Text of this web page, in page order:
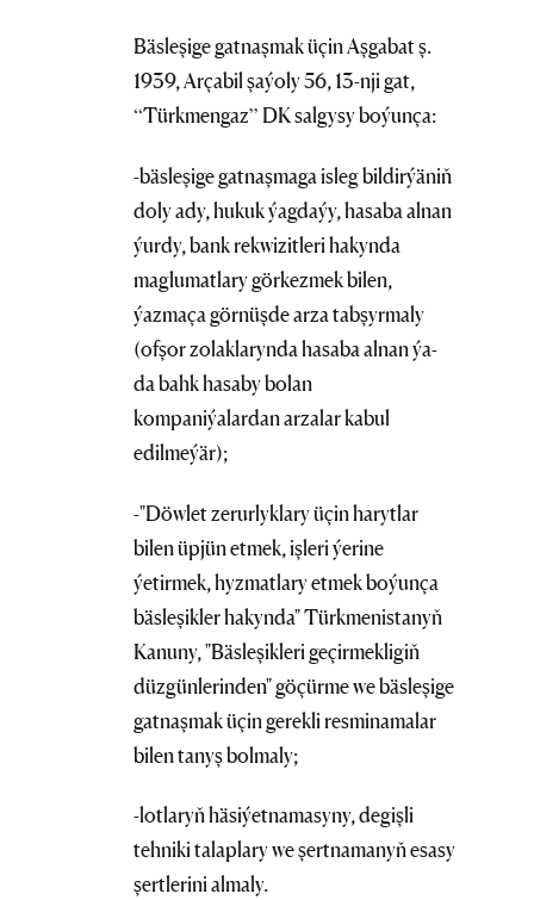
Bäsleşige gatnaşmak üçin Aşgabat ş.
1939, Arçabil şaýoly 56, 13-nji gat,
“Türkmengaz” DK salgysy boýunça:
-bäsleşige gatnaşmaga isleg bildirýäniň
doly ady, hukuk ýagdaýy, hasaba alnan
ýurdy, bank rekwizitleri hakynda
maglumatlary görkezmek bilen,
ýazmaça görnüşde arza tabşyrmaly
(ofşor zolaklarynda hasaba alnan ýa-
da bahk hasaby bolan
kompaniýalardan arzalar kabul
edilmeýär);
-"Döwlet zerurlyklary üçin harytlar
bilen üpjün etmek, işleri ýerine
ýetirmek, hyzmatlary etmek boýunça
bäsleşikler hakynda" Türkmenistanyň
Kanuny, "Bäsleşikleri geçirmekligiň
düzgünlerinden" göçürme we bäsleşige
gatnaşmak üçin gerekli resminamalar
bilen tanyş bolmaly;
-lotlaryň häsiýetnamasyny, degişli
tehniki talaplary we şertnamanyň esasy
şertlerini almaly.